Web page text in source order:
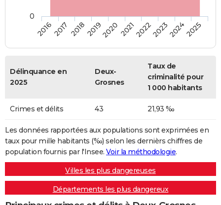
20162017 20182019202020212022202320242025
0
Délinquance en
2025
Deux-
Grosnes
Taux de
criminalité pour
1 000 habitants
Crimes et délits 43 21,93 ‰
Les données rapportées aux populations sont exprimées en
taux pour mille habitants (‰) selon les dernièrs chiffres de
population fournis par l'Insee. Voir la méthodologie.
Villes les plus dangereuses
Départements les plus dangereux